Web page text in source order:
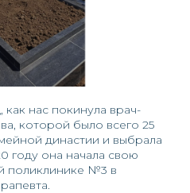
как нас покинула врач-
которой было всего 25
династии и выбрала
году она начала свою
поликлинике №3 в